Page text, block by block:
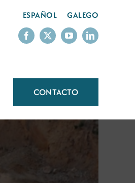
ESPAÑOL GALEGO
CONTACTO